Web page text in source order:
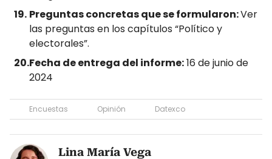
Preguntas concretas que se formularon:Ver
las preguntas en los capítulos “Político y
electorales”.
Fecha de entrega del informe:16 de junio de
2024
Encuestas Opinión Datexco
Lina María Vega